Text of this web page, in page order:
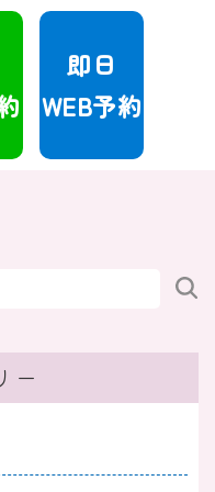
即日
WEB予約
ー